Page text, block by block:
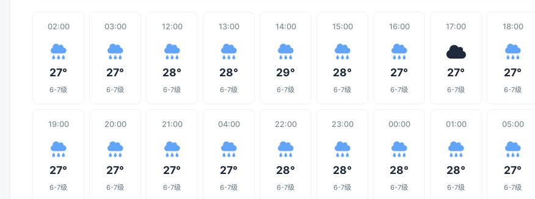
02:00
27°
6-7级
03:00
27°
6-7级
12:00
28°
6-7级
13:00
28°
6-7级
14:00
29°
6-7级
15:00
28°
6-7级
16:00
27°
6-7级
17:00
27°
6-7级
18:00
27°
6-7级
19:00
27°
6-7级
20:00
27°
6-7级
21:00
27°
6-7级
04:00
27°
6-7级
22:00
28°
6-7级
23:00
28°
6-7级
00:00
28°
6-7级
01:00
28°
6-7级
05:00
27°
6-7级